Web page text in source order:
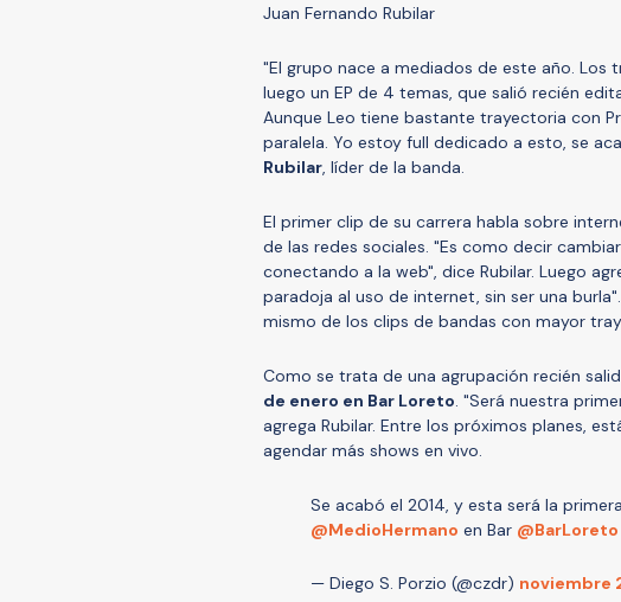
Juan Fernando Rubilar
"El grupo nace a mediados de este año.
luego un EP de 4 temas, que salió recién
Aunque Leo tiene bastante trayectoria con
paralela. Yo estoy full dedicado a esto, se
Rubilar, líder de la banda.
El primer clip de su carrera habla sobre
de las redes sociales. "Es como decir
conectando a la web", dice Rubilar. Luego
paradoja al uso de internet, sin ser una
mismo de los clips de bandas con mayor
Como se trata de una agrupación recién
de enero en Bar Loreto. "Será nuestra
agrega Rubilar. Entre los próximos planes,
agendar más shows en vivo.
Se acabó el 2014, y esta será la
@MedioHermano en Bar @BarLoreto
— Diego S. Porzio (@czdr) noviembre